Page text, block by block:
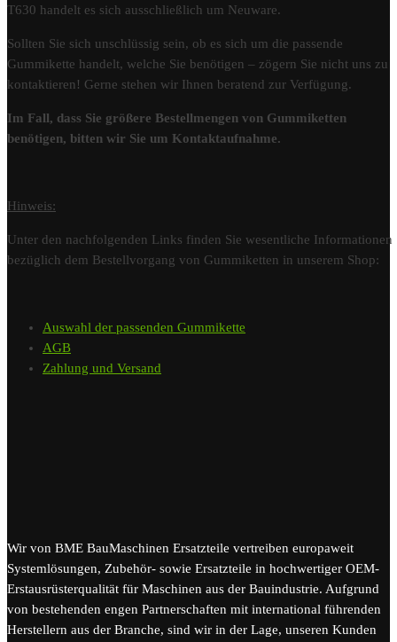
T630 handelt es sich ausschließlich um Neuware.
Sollten Sie sich unschlüssig sein, ob es sich um die passende
Gummikette handelt, welche Sie benötigen – zögern Sie nicht uns zu
kontaktieren! Gerne stehen wir Ihnen beratend zur Verfügung.
Im Fall, dass Sie größere Bestellmengen von Gummiketten
benötigen, bitten wir Sie um Kontaktaufnahme.
Hinweis:
Unter den nachfolgenden Links finden Sie wesentliche Informationen
bezüglich dem Bestellvorgang von Gummiketten in unserem Shop:
Auswahl der passenden Gummikette
AGB
Zahlung und Versand
Wir von BME BauMaschinen Ersatzteile vertreiben europaweit
Systemlösungen, Zubehör- sowie Ersatzteile in hochwertiger OEM-
Erstausrüsterqualität für Maschinen aus der Bauindustrie. Aufgrund
von bestehenden engen Partnerschaften mit international führenden
Herstellern aus der Branche, sind wir in der Lage, unseren Kunden